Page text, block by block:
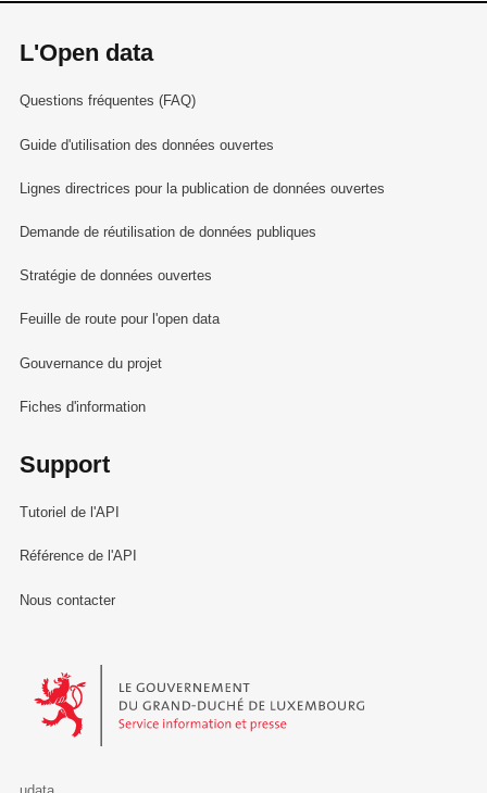
L'Open data
Questions fréquentes (FAQ)
Guide d'utilisation des données ouvertes
Lignes directrices pour la publication de données ouvertes
Demande de réutilisation de données publiques
Stratégie de données ouvertes
Feuille de route pour l'open data
Gouvernance du projet
Fiches d'information
Support
Tutoriel de l'API
Référence de l'API
Nous contacter
Le Gouvernement du Grand-Duché de Luxembourg - Service